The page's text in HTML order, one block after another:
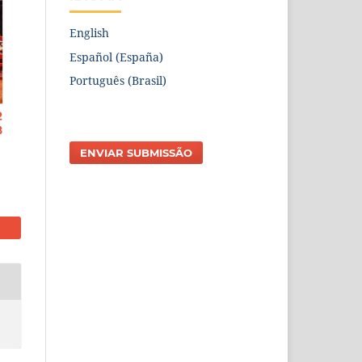
English
Español (España)
Português (Brasil)
ENVIAR SUBMISSÃO